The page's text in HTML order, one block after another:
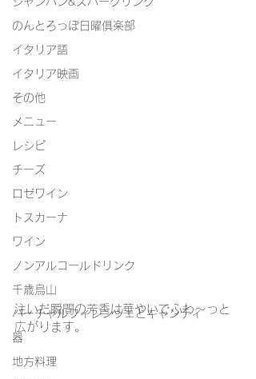
のんとろっぽ日曜俱楽部
イタリア語
イタリア映画
その他
メニュー
レシピ
チーズ
ロゼワイン
トスカーナ
ワイン
ノンアルコールドリンク
千歳烏山
バーチャルフィレンツェとキャンティ
器
地方料理
注いだ瞬間の芳香は華やいでふわ～っと
広がります。